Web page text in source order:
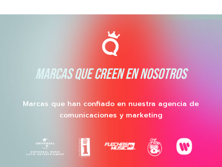
MARCAS QUE CREEN EN NOSOTROS
Marcas que han confiado en nuestra agencia de
comunicaciones y marketing